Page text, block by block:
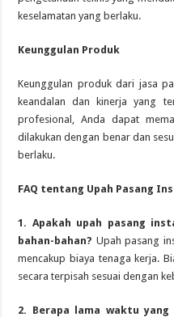
keselamatan yang berlaku.
Keunggulan Produk
Keunggulan produk dari jasa
keandalan dan kinerja yang
profesional, Anda dapat
dilakukan dengan benar dan
berlaku.
FAQ tentang Upah Pasang
1. Apakah upah pasang
bahan-bahan? Upah pasang
mencakup biaya tenaga kerja.
secara terpisah sesuai dengan
2. Berapa lama waktu